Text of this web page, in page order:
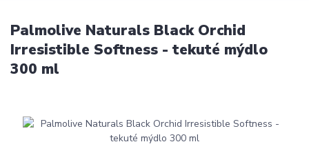
Palmolive Naturals Black Orchid
Irresistible Softness - tekuté mýdlo
300 ml